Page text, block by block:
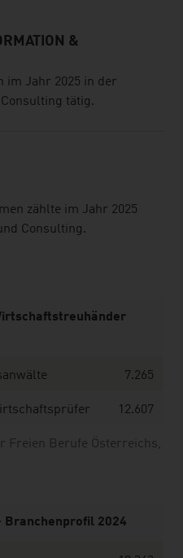
&
im Jahr 2025 in der
tätig.
zählte im Jahr 2025
Consulting.
Freien Berufe Österreichs,
7.265
12.607
Branchenprofil 2024